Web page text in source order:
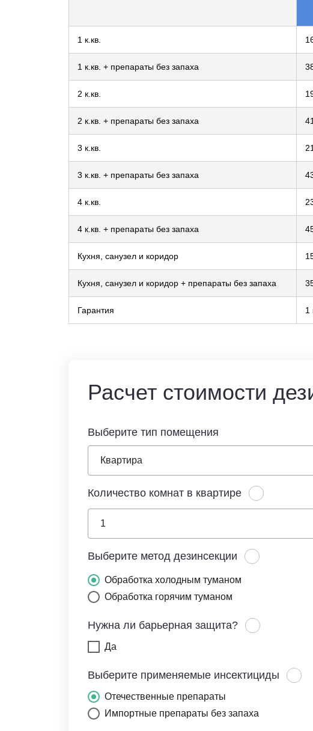
1 к.кв.
1 к.кв. + препараты без запаха
2 к.кв.
2 к.кв. + препараты без запаха
3 к.кв.
3 к.кв. + препараты без запаха
4 к.кв.
4 к.кв. + препараты без запаха
Кухня, санузел и коридор
Кухня, санузел и коридор + препараты без запаха
Гарантия 1
Расчет стоимости
Выберите тип помещения
Количество комнат в квартире
Выберите метод дезинсекции
Обработка холодным туманом
Обработка горячим туманом
Нужна ли барьерная защита?
Да
Выберите применяемые инсектициды
Отечественные препараты
Импортные препараты без запаха